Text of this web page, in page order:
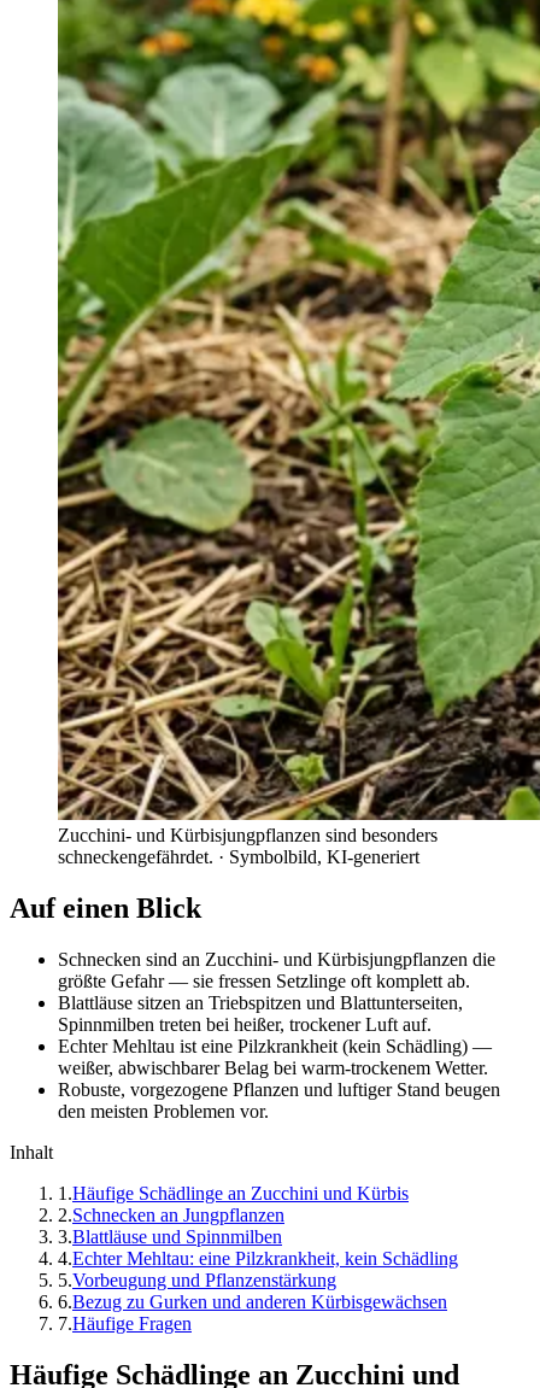
Zucchini- und Kürbisjungpflanzen sind besonders
schneckengefährdet. · Symbolbild, KI-generiert
Auf einen Blick
Schnecken sind an Zucchini- und Kürbisjungpflanzen die
größte Gefahr — sie fressen Setzlinge oft komplett ab.
Blattläuse sitzen an Triebspitzen und Blattunterseiten,
Spinnmilben treten bei heißer, trockener Luft auf.
Echter Mehltau ist eine Pilzkrankheit (kein Schädling) —
weißer, abwischbarer Belag bei warm-trockenem Wetter.
Robuste, vorgezogene Pflanzen und luftiger Stand beugen
den meisten Problemen vor.
Inhalt
1 .Häufige Schädlinge an Zucchini und Kürbis
2.Schnecken an Jungpflanzen
3.Blattläuse und Spinnmilben
4.Echter Mehltau: eine Pilzkrankheit, kein Schädling
5.Vorbeugung und Pflanzenstärkung
6.Bezug zu Gurken und anderen Kürbisgewächsen
7.Häufige Fragen
Häufige Schädlinge an Zucchini und